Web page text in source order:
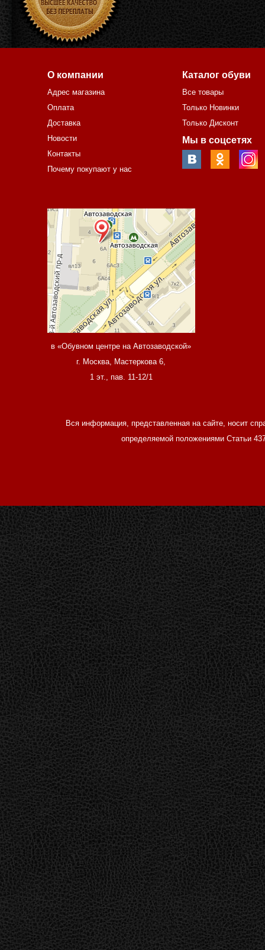
О компании
Адрес магазина
Оплата
Доставка
Новости
Контакты
Почему покупают у нас
Каталог обуви
Все товары
Только Новинки
Только Дисконт
Мы в соцсетях
в «Обувном центре на Автозаводской»
г. Москва, Мастеркова 6,
1 эт., пав. 11-12/1
Вся информация, представленная на сайте, носит
определяемой положениями Статьи